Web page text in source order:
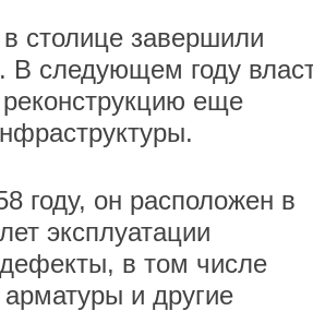
в столице завершили
В следующем году
еще
году, он расположен в
эксплуатации
в том числе
и другие